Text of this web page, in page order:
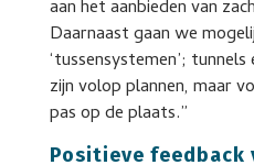
aan het aanbieden van
Daarnaast gaan we
‘tussensystemen’;
zijn volop plannen, maar
pas op de plaats.”
Positieve